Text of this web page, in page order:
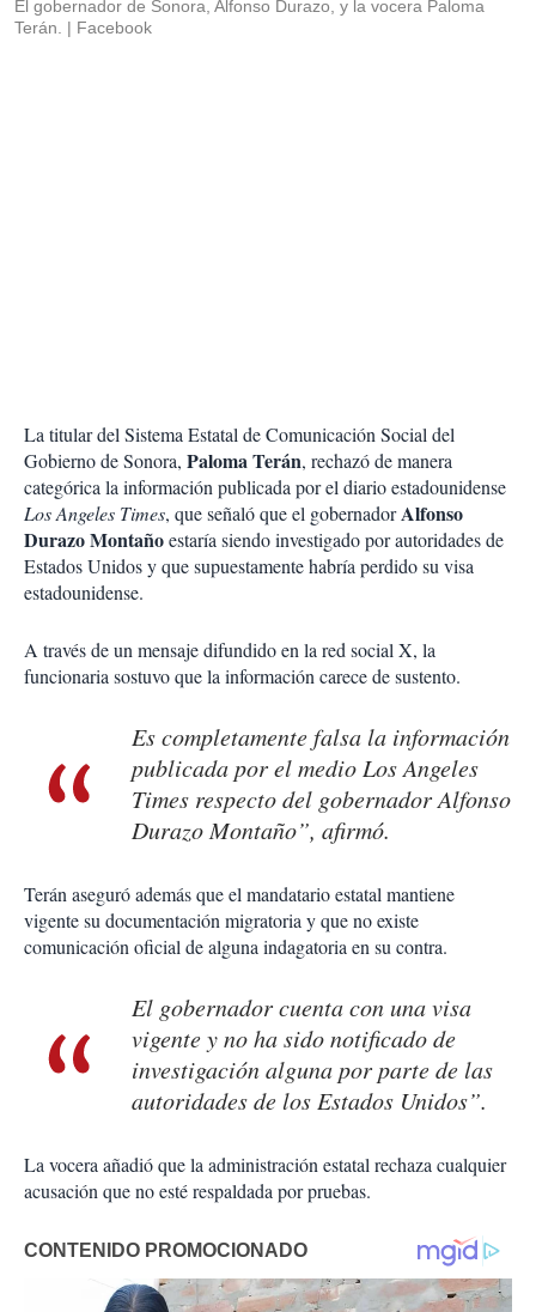
El gobernador de Sonora, Alfonso Durazo, y la vocera Paloma
Terán.
Facebook
La titular del Sistema Estatal de Comunicación Social del
Gobierno de Sonora, Paloma Terán, rechazó de manera
categórica la información publicada por el diario estadounidense
Los Angeles Times, que señaló que el gobernadorAlfonso
Durazo Montañoestaría siendo investigado por autoridades de
Estados Unidos y que supuestamente habría perdido su visa
estadounidense.
A través de un mensaje difundido en la red social X, la
funcionaria sostuvo que la información carece de sustento.
Es completamente falsa la información
publicada por el medio Los Angeles
Times respecto del gobernador Alfonso
Durazo Montaño”, afirmó.
Terán aseguró además que el mandatario estatal mantiene
vigente su documentación migratoria y que no existe
comunicación oficial de alguna indagatoria en su contra.
El gobernador cuenta con una visa
vigente y no ha sido notificado de
investigación alguna por parte de las
autoridades de los Estados Unidos”.
La vocera añadió que la administración estatal rechaza cualquier
acusación que no esté respaldada por pruebas.